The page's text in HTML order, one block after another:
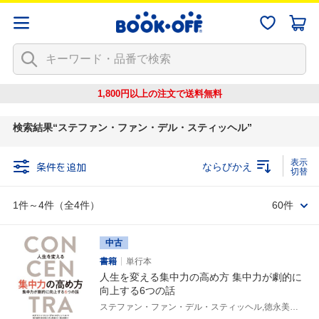
1,800円以上の注文で送料無料
検索結果 ステファン・ファン・デル・スティッヘル
条件を追加
1件～4件（全4件）
ならびかえ
60件
中古
書籍
単行本
人生を変える集中力の高め方 集中力が劇的に
向上する6つの話
ステファン・ファン・デル・スティッヘル,徳永美恵,枝川義邦,清水寛之,井上智義